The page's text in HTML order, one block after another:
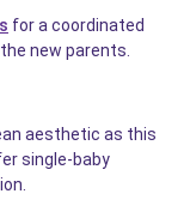
for a coordinated
new parents.
aesthetic as this
single-baby